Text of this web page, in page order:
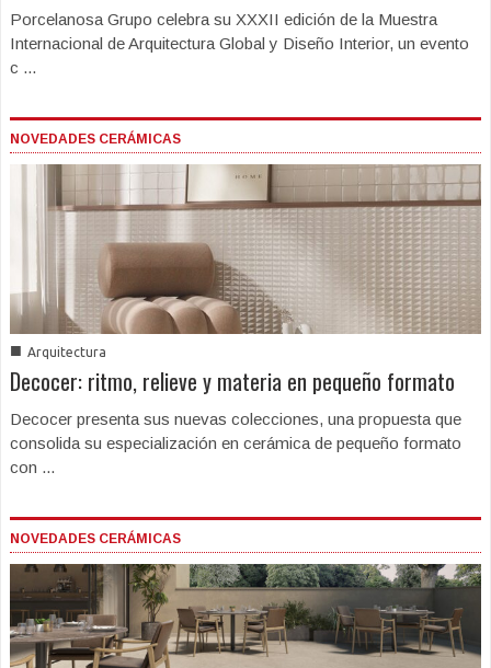
Porcelanosa Grupo celebra su XXXII edición de la Muestra
Internacional de Arquitectura Global y Diseño Interior, un evento
c ...
NOVEDADES CERÁMICAS
■ Arquitectura
Decocer: ritmo, relieve y materia en pequeño formato
Decocer presenta sus nuevas colecciones, una propuesta que
consolida su especialización en cerámica de pequeño formato
con ...
NOVEDADES CERÁMICAS